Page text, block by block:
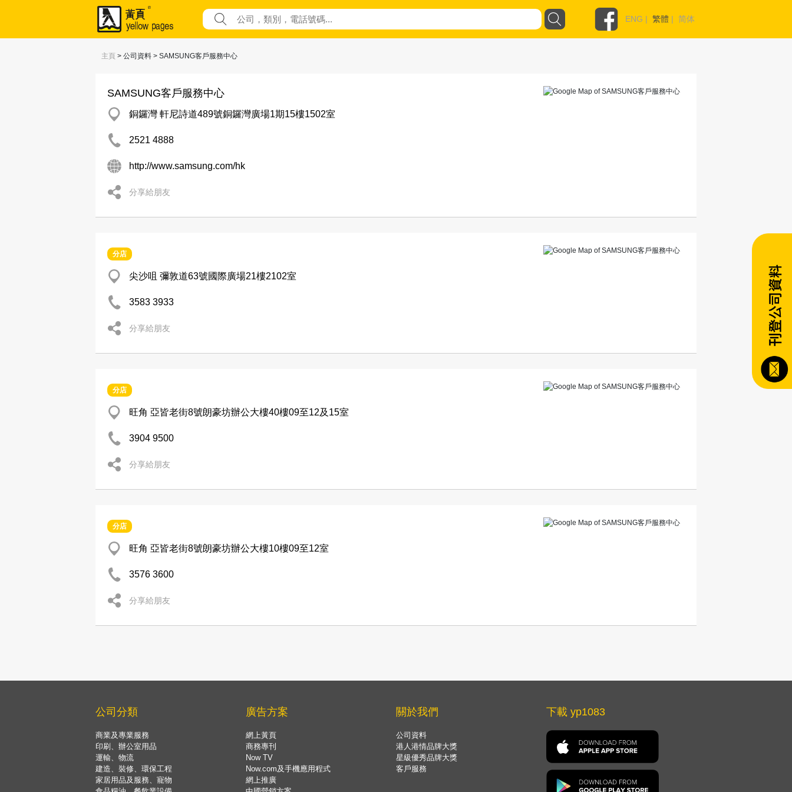
ENG | 繁體 | 简体
主頁 > 公司資料 > SAMSUNG客戶服務中心
SAMSUNG客戶服務中心
銅鑼灣 軒尼詩道489號銅鑼灣廣場1期15樓1502室
2521 4888
http://www.samsung.com/hk
分享給朋友
分店
尖沙咀 彌敦道63號國際廣場21樓2102室
3583 3933
分享給朋友
分店
旺角 亞皆老街8號朗豪坊辦公大樓40樓09至12及15室
3904 9500
分享給朋友
分店
旺角 亞皆老街8號朗豪坊辦公大樓10樓09至12室
3576 3600
分享給朋友
公司分類
商業及專業服務
印刷、辦公室用品
運輸、物流
建造、裝修、環保工程
家居用品及服務、寵物
廣告方案
網上黃頁
商務專刊
Now TV
Now.com及手機應用程式
網上推廣
關於我們
公司資料
港人港情品牌大獎
星級優秀品牌大獎
客戶服務
下載 yp1083